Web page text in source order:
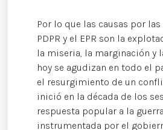
Por lo que las causas por
PDPR y el EPR son la
la miseria, la marginación y
hoy se agudizan en todo el
el resurgimiento de un
inició en la década de los
respuesta popular a la
instrumentada por el